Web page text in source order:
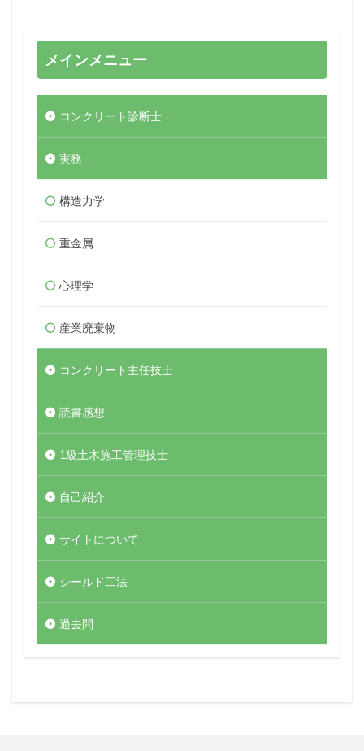
メインメニュー
コンクリート診断士
実務
構造力学
重金属
心理学
産業廃棄物
コンクリート主任技士
読書感想
1級土木施工管理技士
自己紹介
サイトについて
シールド工法
過去問